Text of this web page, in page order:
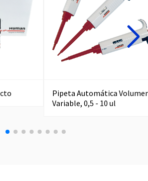
Pipeta Automática
Variable, 0,5 - 10 ul